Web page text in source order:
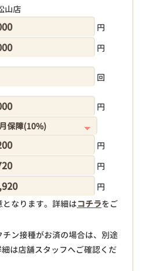
山店
円
円
回
円
円
円
円
なります。詳細はコチラをご
ン接種がお済の場合は、別途
は店舗スタッフへご確認くだ